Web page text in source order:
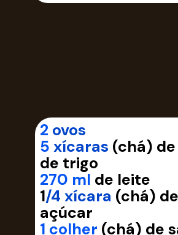
2 ovos
5 xícaras (chá)
de trigo
270 ml de leite
1/4 xícara (chá) de
açúcar
1 colher (chá) de